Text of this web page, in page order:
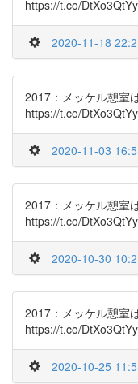
https://t.co/
2020-11-18
2017：メッケル憩室
https://t.co/
2020-11-03
2017：メッケル憩室
https://t.co/
2020-10-30
2017：メッケル憩室
https://t.co/
2020-10-25